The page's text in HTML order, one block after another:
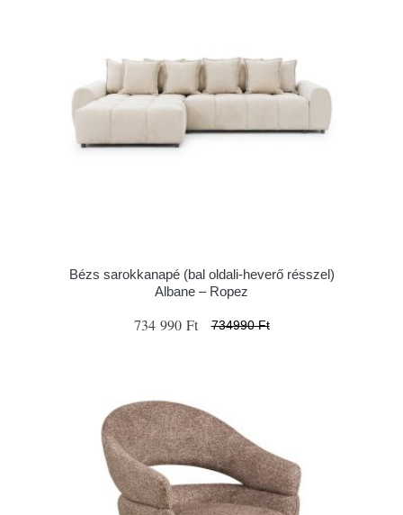
Bézs sarokkanapé (bal oldali-heverő résszel)
Albane – Ropez
734 990 Ft 734990 Ft